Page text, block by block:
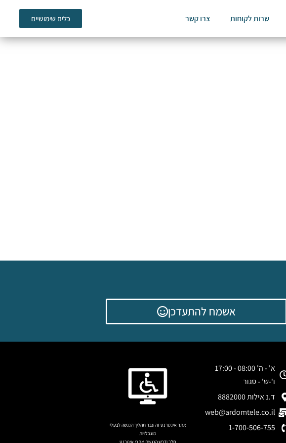
שרות לקוחות צרו קשר כלים שימושיים
אשמח להתעדכן
א' - ה' 08:00 - 17:00
ו'-ש' - סגור
ד.נ אילות 8882000
web@ardomtele.co.il
1-700-506-755
אתר אינטרנט זה עבר תהליך הנגשה לבעלי
מוגבלויות